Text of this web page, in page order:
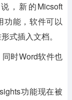
，新的Micsoft
功能，软件可以
式插入文档。
时Word软件也
功能现在被